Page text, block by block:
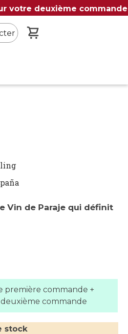
votre deuxième commande
Vin de Paraje qui définit
première commande +
commande
stock